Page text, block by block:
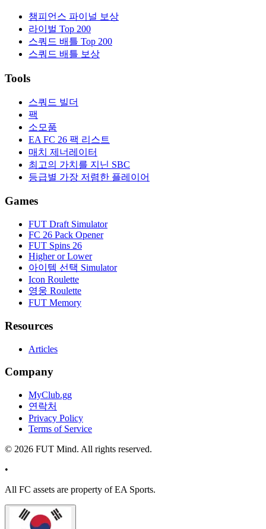
챔피언스 파이널 보상
라이벌 Top 200
스쿼드 배틀 Top 200
스쿼드 배틀 보상
Tools
스쿼드 빌더
팩
소모품
EA FC 26 팩 리스트
매치 제너레이터
최고의 가치를 지닌 SBC
등급별 가장 저렴한 플레이어
Games
FUT Draft Simulator
FC 26 Pack Opener
FUT Spins 26
Higher or Lower
아이템 선택 Simulator
Icon Roulette
영웅 Roulette
FUT Memory
Resources
Articles
Company
MyClub.gg
연락처
Privacy Policy
Terms of Service
© 2026 FUT Mind. All rights reserved.
•
All FC assets are property of EA Sports.